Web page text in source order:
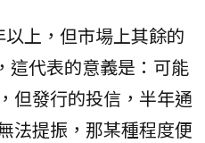
以上，但市場上其餘的
這代表的意義是：可能
但發行的投信，半年通
法提振，那某種程度便